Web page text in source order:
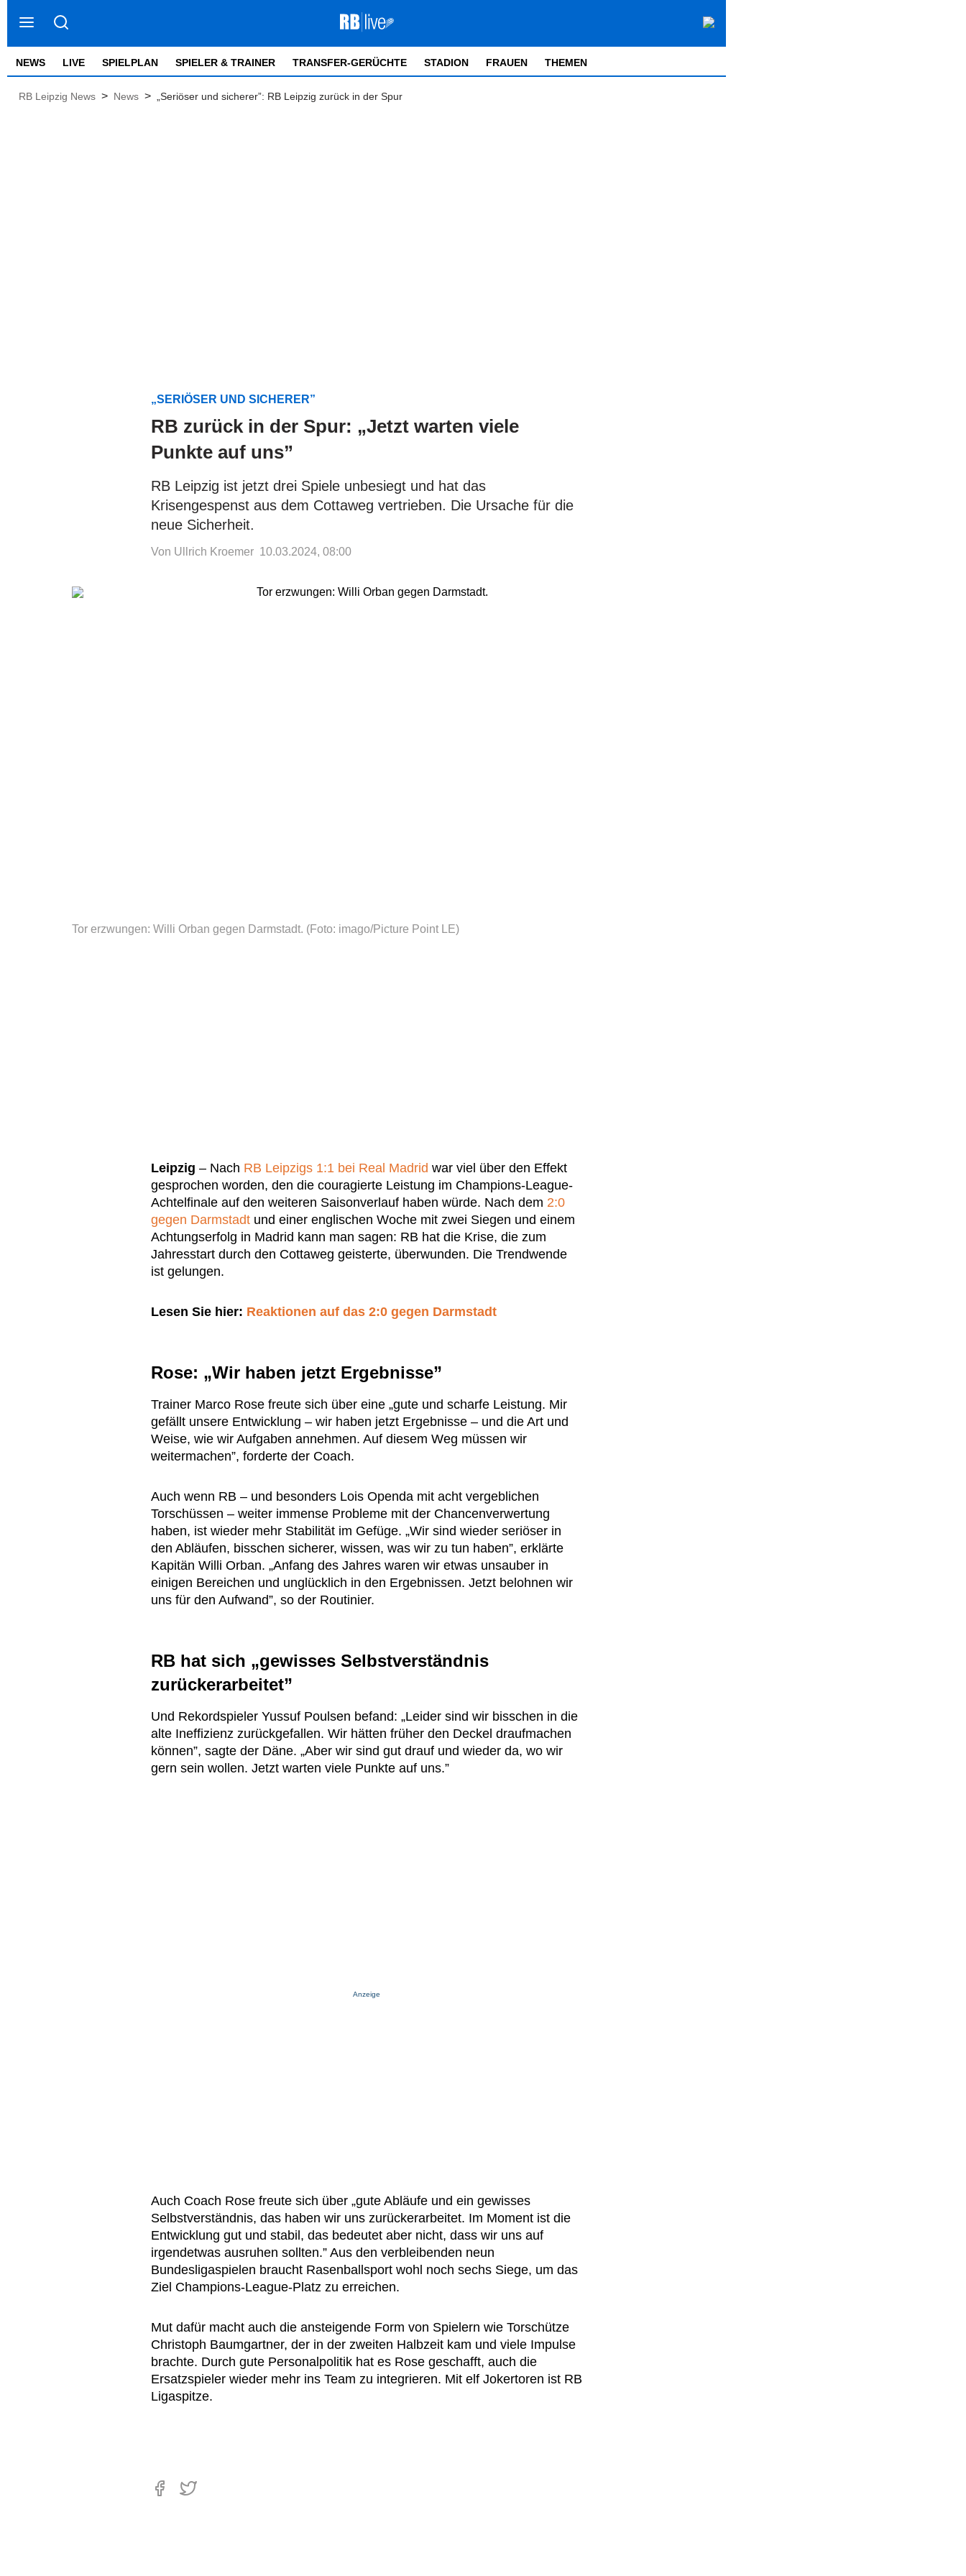
NEWS LIVE SPIELPLAN SPIELER & TRAINER TRANSFER-GERÜCHTE STADION FRAUEN THEMEN
RB Leipzig News > News > „Seriöser und sicherer”: RB Leipzig zurück in der Spur
„SERIÖSER UND SICHERER”
RB zurück in der Spur: „Jetzt warten viele
Punkte auf uns”
RB Leipzig ist jetzt drei Spiele unbesiegt und hat das
Krisengespenst aus dem Cottaweg vertrieben. Die Ursache für die
neue Sicherheit.
Von Ullrich Kroemer 10.03.2024, 08:00
Tor erzwungen: Willi Orban gegen Darmstadt. (Foto: imago/Picture Point LE)
Leipzig – Nach RB Leipzigs 1:1 bei Real Madrid war viel über den Effekt
gesprochen worden, den die couragierte Leistung im Champions-League-
Achtelfinale auf den weiteren Saisonverlauf haben würde. Nach dem 2:0
gegen Darmstadt und einer englischen Woche mit zwei Siegen und einem
Achtungserfolg in Madrid kann man sagen: RB hat die Krise, die zum
Jahresstart durch den Cottaweg geisterte, überwunden. Die Trendwende
ist gelungen.
Lesen Sie hier: Reaktionen auf das 2:0 gegen Darmstadt
Rose: „Wir haben jetzt Ergebnisse”
Trainer Marco Rose freute sich über eine „gute und scharfe Leistung. Mir
gefällt unsere Entwicklung – wir haben jetzt Ergebnisse – und die Art und
Weise, wie wir Aufgaben annehmen. Auf diesem Weg müssen wir
weitermachen”, forderte der Coach.
Auch wenn RB – und besonders Lois Openda mit acht vergeblichen
Torschüssen – weiter immense Probleme mit der Chancenverwertung
haben, ist wieder mehr Stabilität im Gefüge. „Wir sind wieder seriöser in
den Abläufen, bisschen sicherer, wissen, was wir zu tun haben”, erklärte
Kapitän Willi Orban. „Anfang des Jahres waren wir etwas unsauber in
einigen Bereichen und unglücklich in den Ergebnissen. Jetzt belohnen wir
uns für den Aufwand”, so der Routinier.
RB hat sich „gewisses Selbstverständnis
zurückerarbeitet”
Und Rekordspieler Yussuf Poulsen befand: „Leider sind wir bisschen in die
alte Ineffizienz zurückgefallen. Wir hätten früher den Deckel draufmachen
können”, sagte der Däne. „Aber wir sind gut drauf und wieder da, wo wir
gern sein wollen. Jetzt warten viele Punkte auf uns.”
Anzeige
Auch Coach Rose freute sich über „gute Abläufe und ein gewisses
Selbstverständnis, das haben wir uns zurückerarbeitet. Im Moment ist die
Entwicklung gut und stabil, das bedeutet aber nicht, dass wir uns auf
irgendetwas ausruhen sollten.” Aus den verbleibenden neun
Bundesligaspielen braucht Rasenballsport wohl noch sechs Siege, um das
Ziel Champions-League-Platz zu erreichen.
Mut dafür macht auch die ansteigende Form von Spielern wie Torschütze
Christoph Baumgartner, der in der zweiten Halbzeit kam und viele Impulse
brachte. Durch gute Personalpolitik hat es Rose geschafft, auch die
Ersatzspieler wieder mehr ins Team zu integrieren. Mit elf Jokertoren ist RB
Ligaspitze.